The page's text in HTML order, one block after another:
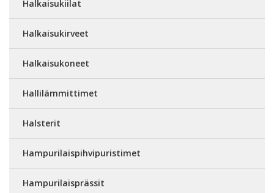
Halkaisukiilat
Halkaisukirveet
Halkaisukoneet
Hallilämmittimet
Halsterit
Hampurilaispihvipuristimet
Hampurilaisprässit